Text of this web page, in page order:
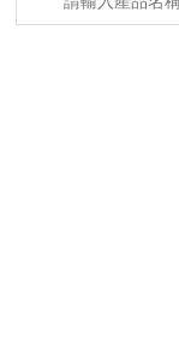
箱，淋雨抖音成年版